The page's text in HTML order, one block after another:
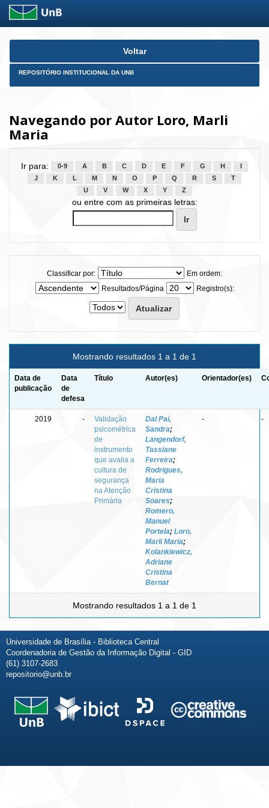
Skip
Voltar
REPOSITÓRIO INSTITUCIONAL DA UNB
Navegando por Autor Loro, Marli
Maria
Ir para: 0-9 A B C D E F G H
J
K L M N O P Q R S
T
U
V W X Y Z
ou entre com as primeiras letras:
Classificar por:
Em ordem:
Resultados/Página
Registro(s):
Mostrando resultados 1 a 1 de 1
Data de
publicação
Data
de
defesa
Título Autor(es) Orientador(es)
2019 -
Validação
psicométrica
de
instrumento
que avalia a
cultura de
segurança
na Atenção
Primária
Dal Pai,
Sandra;
Langendorf,
Tassiane
Ferreira;
Rodrigues,
Maria
Cristina
Soares;
Romero,
Manuel
Portela; Loro,
Marli Maria;
Kolankiewicz,
Adriane
Cristina
Bernat
- -
Mostrando resultados 1 a 1 de 1
Universidade de Brasília - Biblioteca Central
Coordenadoria de Gestão da Informação Digital - GID
(61) 3107-2683
repositorio@unb.br